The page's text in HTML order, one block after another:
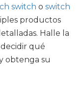
switch o switch
productos
Halle la
qué
obtenga su